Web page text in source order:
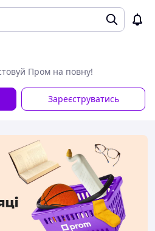
Пром на повну!
Зареєструватись